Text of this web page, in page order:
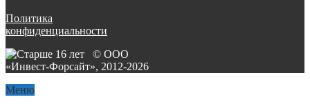
Политика
конфиденциальности
© ООО
«Инвест-Форсайт», 2012-2026
Меню